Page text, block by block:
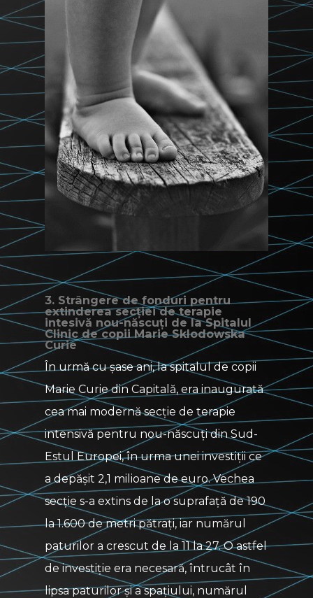
3. Strângere de fonduri pentru
extinderea secției de terapie
intesivă nou-născuți de la Spitalul
Clinic de copii Marie Sklodowska
Curie
În urmă cu șase ani, la spitalul de copii
Marie Curie din Capitală, era inaugurată
cea mai modernă secție de terapie
intensivă pentru nou-născuți din Sud-
Estul Europei, în urma unei investiții ce
a depășit 2,1 milioane de euro. Vechea
secție s-a extins de la o suprafață de 190
la 1.600 de metri pătrați, iar numărul
paturilor a crescut de la 11 la 27. O astfel
de investiție era necesară, întrucât în
lipsa paturilor și a spațiului, numărul